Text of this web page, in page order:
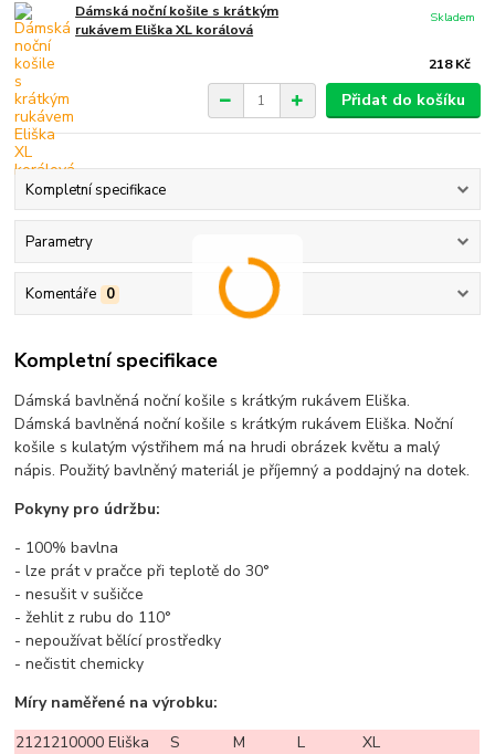
Dámská noční košile s krátkým
rukávem Eliška XL korálová
218 Kč
Skladem
Přidat do košíku
Kompletní specifikace
Parametry
Komentáře 0
Kompletní specifikace
Dámská bavlněná noční košile s krátkým rukávem Eliška.
Dámská bavlněná noční košile s krátkým rukávem Eliška. Noční
košile s kulatým výstřihem má na hrudi obrázek květu a malý
nápis. Použitý bavlněný materiál je příjemný a poddajný na dotek.
Pokyny pro údržbu:
- 100% bavlna
- lze prát v pračce při teplotě do 30°
- nesušit v sušičce
- žehlit z rubu do 110°
- nepoužívat bělící prostředky
- nečistit chemicky
Míry naměřené na výrobku:
2121210000 Eliška
S M L
XL